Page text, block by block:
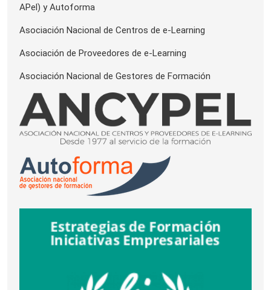
APel) y Autoforma
Asociación Nacional de Centros de e-Learning
Asociación de Proveedores de e-Learning
Asociación Nacional de Gestores de Formación